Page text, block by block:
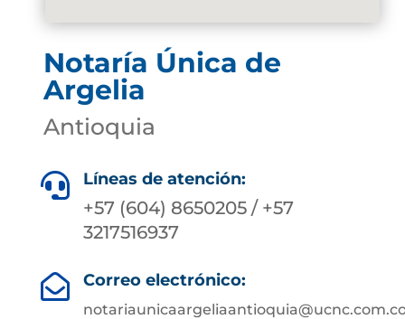
Notaría Única de
Argelia
Antioquia
 Líneas de atención:
+57 (604) 8650205 / +57
3217516937
 Correo electrónico: